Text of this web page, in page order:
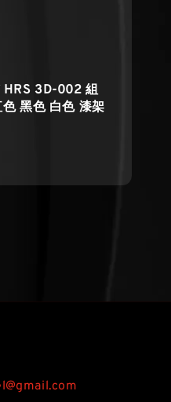
HRS 3D-002 組
黑色 白色 漆架